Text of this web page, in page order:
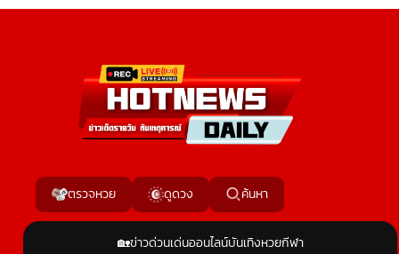
ตรวจหวย ดูดวง ค้นหา
🏡ข่าวด่วนเด่นออนไลน์บันเทิงหวยกีฬา